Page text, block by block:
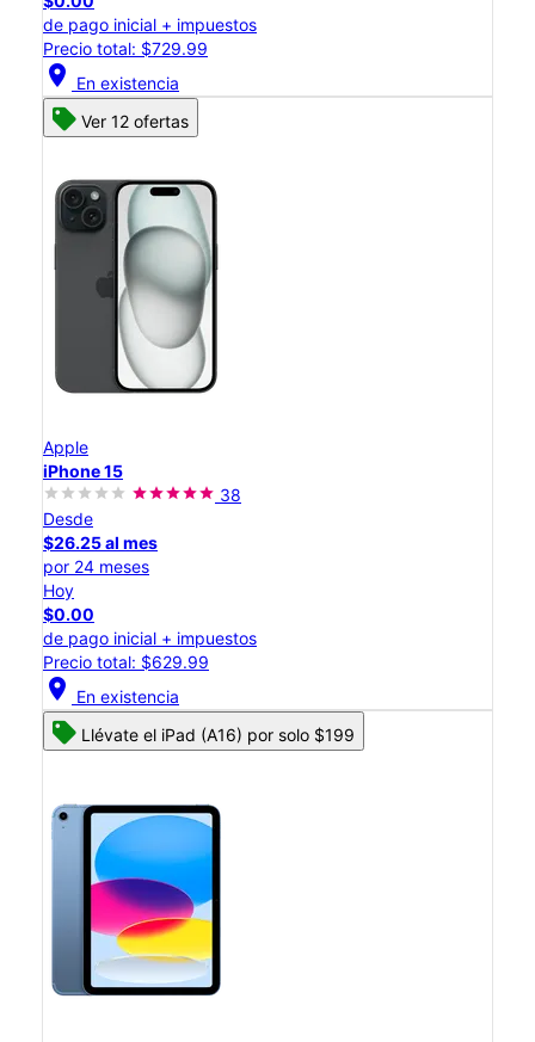
de pago inicial + impuestos
Precio total: $729.99
location_on En existencia
Ver 12 ofertas
Apple
iPhone 15
38
Desde
$26.25 al mes
por 24 meses
Hoy
$0.00
de pago inicial + impuestos
Precio total: $629.99
location_on En existencia
Llévate el iPad (A16) por solo $199